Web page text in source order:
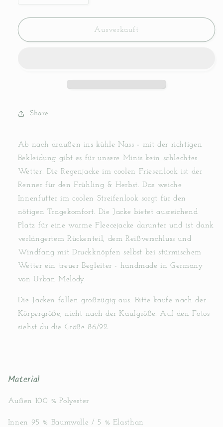
Menge
Regenjacke
Menge
Regenjacke
Ausverkauft
Share
Ab nach draußen ins kühle Nass - mit der richtigen
Bekleidung gibt es für unsere Minis kein schlechtes
Wetter. Die Regenjacke im coolen Friesenlook ist der
Renner für den Frühling & Herbst. Das weiche
Innenfutter im coolen Streifenlook sorgt für den
nötigen Tragekomfort. Die Jacke bietet ausreichend
Platz für eine warme Fleecejacke darunter und ist dank
verlängertem Rückenteil, dem Reißverschluss und
Windfang mit Druckknöpfen selbst bei stürmischem
Wetter ein treuer Begleiter - handmade in Germany
von Urban Melody.
Die Jacken fallen großzügig aus. Bitte kaufe nach der
Körpergröße, nicht nach der Kaufgröße. Auf den Fotos
siehst du die Größe 86/92.
Material
Außen 100 % Polyester
Innen 95 % Baumwolle / 5 % Elasthan